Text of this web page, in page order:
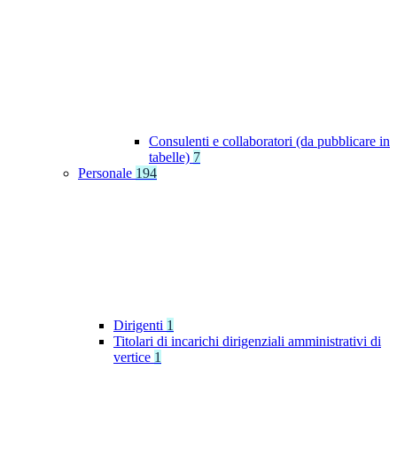
Consulenti e collaboratori (da pubblicare in
tabelle) 7
Personale 194
Dirigenti 1
Titolari di incarichi dirigenziali amministrativi di
vertice 1